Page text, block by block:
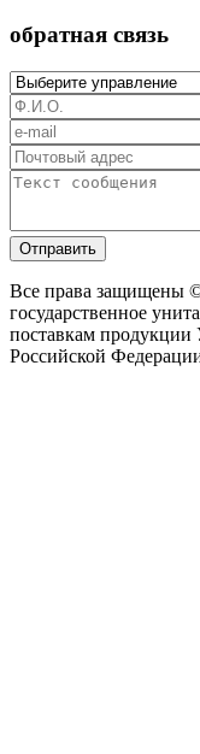
обратная связь
Отправить
Все права защищены
государственное
поставкам продукции
Российской